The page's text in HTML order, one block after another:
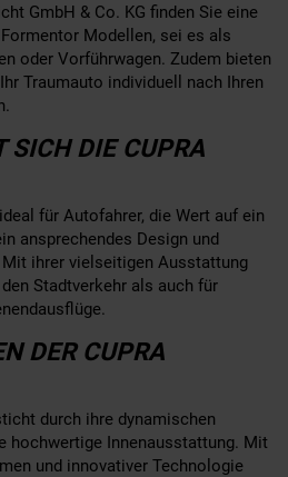
GmbH & Co. KG finden Sie eine
Modellen, sei es als
oder Vorführwagen. Zudem bieten
Traumauto individuell nach Ihren
SICH DIE CUPRA
für Autofahrer, die Wert auf ein
ansprechendes Design und
ihrer vielseitigen Ausstattung
Stadtverkehr als auch für
DER CUPRA
durch ihre dynamischen
hochwertige Innenausstattung. Mit
und innovativer Technologie